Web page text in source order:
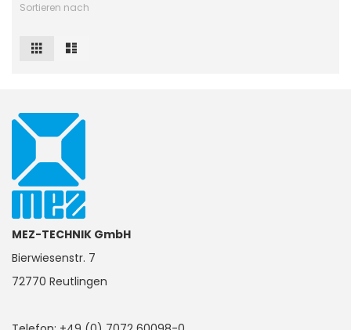
Sortieren nach
Ansicht
Raster
MEZ-TECHNIK GmbH
Bierwiesenstr. 7
72770 Reutlingen